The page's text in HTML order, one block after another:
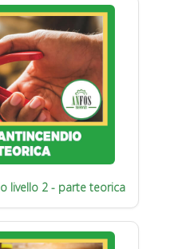
livello 2 - parte teorica